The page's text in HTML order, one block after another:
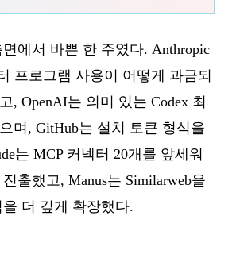
에서 바쁜 한 주였다. Anthropic
프로그램 사용이 어떻게 과금되
, OpenAI는 의미 있는 Codex 최
며, GitHub는 설치 토큰 형식을
는 MCP 커넥터 20개를 앞세워
출했고, Manus는 Similarweb을
더 깊게 확장했다.